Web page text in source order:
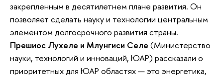
закрепленным в десятилетнем плане развития. Он
позволяет сделать науку и технологии центральным
элементом долгосрочного развития страны.
Прешиос Лухеле и Млунгиси Селе (Министерство
науки, технологий и инноваций, ЮАР) рассказали о
приоритетных для ЮАР областях — это энергетика,